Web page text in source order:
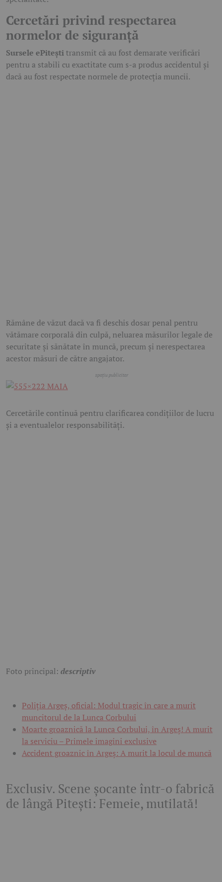
Cercetări privind respectarea
normelor de siguranță
Sursele ePiteștitransmit că au fost demarate verificări
pentru a stabili cu exactitate cum s-a produs accidentul și
dacă au fost respectate normele de protecția muncii.
Rămâne de văzut dacă va fi deschis dosar penal pentru
vătămare corporală din culpă, neluarea măsurilor legale de
securitate și sănătate în muncă, precum și nerespectarea
acestor măsuri de către angajator.
Cercetările continuă pentru clarificarea condițiilor de lucru
și a eventualelor responsabilități.
Foto principal: descriptiv
Poliția Argeș, oficial: Modul tragic în care a murit
muncitorul de la Lunca Corbului
Moarte groaznică la Lunca Corbului, în Argeș! A murit
la serviciu – Primele imagini exclusive
Accident groaznic în Argeș: A murit la locul de muncă
Exclusiv. Scene șocante într-o fabrică
de lângă Pitești: Femeie, mutilată!